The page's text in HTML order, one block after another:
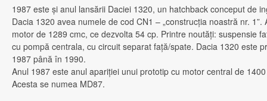
1987 este şi anul lansării Daciei 1320, un hatchback conceput de
Dacia 1320 avea numele de cod CN1 – „construcţia noastră nr.
motor de 1289 cmc, ce dezvolta 54 cp. Printre noutăţi: suspensie
cu pompă centrala, cu circuit separat faţă/spate. Dacia 1320 este
1987 până în 1990.
Anul 1987 este anul apariţiei unui prototip cu motor central de
Acesta se numea MD87.